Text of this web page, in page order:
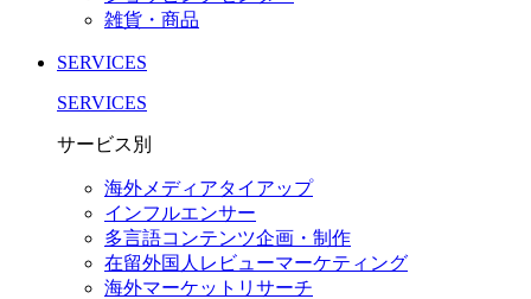
雑貨・商品
SERVICES
SERVICES
サービス別
海外メディアタイアップ
インフルエンサー
多言語コンテンツ企画・制作
在留外国⼈レビューマーケティング
海外マーケットリサーチ